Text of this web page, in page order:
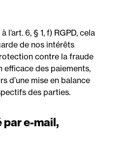
l’art. 6, § 1, f) RGPD, cela
de nos intérêts
contre la fraude
efficace des paiements,
d’une mise en balance
des parties.
par e-mail,